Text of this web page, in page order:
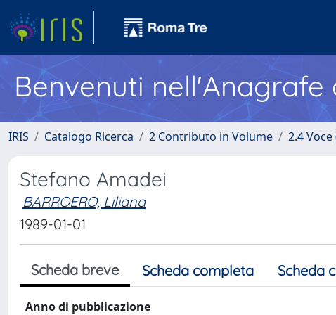
Benvenuti
IRIS Catalogo Ricerca 2 Contributo in Volume 2.4
Stefano Amadei
BARROERO, Liliana
1989-01-01
Scheda breve Scheda completa Scheda
Anno di pubblicazione